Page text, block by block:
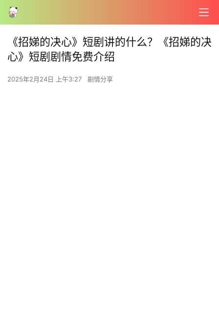
《招娣的决心》短剧讲的什么？《招娣的决
心》短剧剧情免费介绍
2025年2月24日 上午3:27 剧情分享